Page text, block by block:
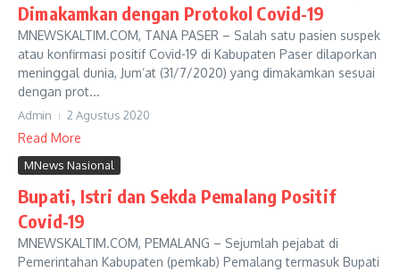
Dimakamkan dengan Protokol Covid-19
MNEWSKALTIM.COM, TANA PASER – Salah satu pasien suspek
atau konfirmasi positif Covid-19 di Kabupaten Paser dilaporkan
meninggal dunia, Jum’at (31/7/2020) yang dimakamkan sesuai
dengan prot...
Admin 2 Agustus 2020
Read More
MNews Nasional
Bupati, Istri dan Sekda Pemalang Positif
Covid-19
MNEWSKALTIM.COM, PEMALANG – Sejumlah pejabat di
Pemerintahan Kabupaten (pemkab) Pemalang termasuk Bupati